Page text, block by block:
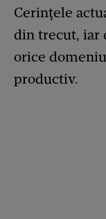
Cerințele
din trecut, iar
orice
productiv.